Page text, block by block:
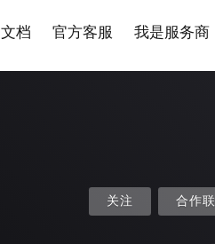
文档 官方客服 我是服务商
关注 合作